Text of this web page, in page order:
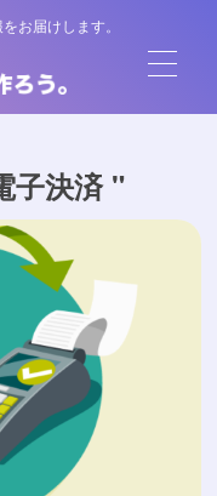
お届けします。
子決済"